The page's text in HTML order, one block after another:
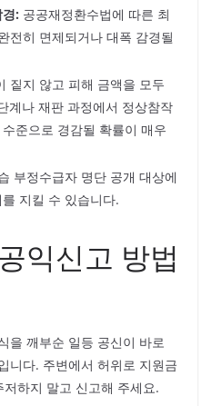
: 공공재정환수법에 따른 최
전히 면제되거나 대폭 감경될
짙지 않고 피해 금액을 모두
계나 재판 과정에서 정상참작
준으로 경감될 확률이 매우
부정수급자 명단 공개 대상에
지킬 수 있습니다.
익신고 방법
을 깨부순 일등 공신이 바로
니다. 주변에서 허위로 지원금
하지 말고 신고해 주세요.